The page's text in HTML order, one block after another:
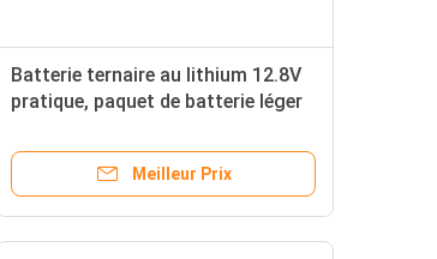
Batterie ternaire au lithium 12.8V
pratique, paquet de batterie léger
Meilleur Prix